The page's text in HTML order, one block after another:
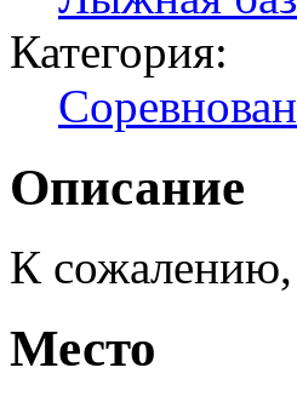
Категория:
Описание
К сожалению,
Место